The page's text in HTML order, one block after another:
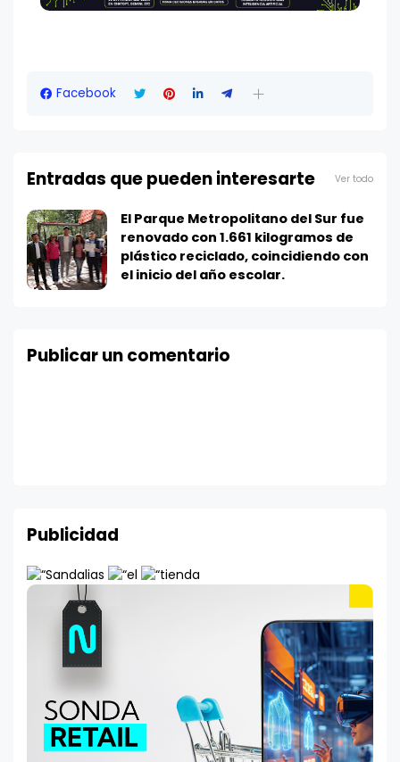
Facebook
Entradas que pueden interesarte Ver todo
El Parque Metropolitano del Sur fue
renovado con 1.661 kilogramos de
plástico reciclado, coincidiendo con
el inicio del año escolar.
Publicar un comentario
Publicidad